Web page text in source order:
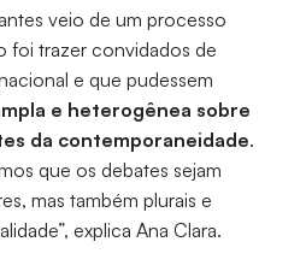
veio de um processo
foi trazer convidados de
e que pudessem
e heterogênea sobre
da contemporaneidade.
que os debates sejam
mas também plurais e
explica Ana Clara.